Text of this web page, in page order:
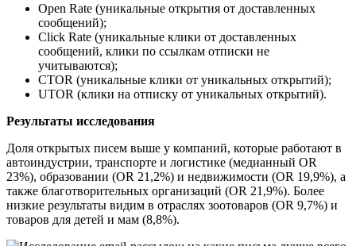
Open Rate (уникальные открытия от доставленных
сообщений);
Click Rate (уникальные клики от доставленных
сообщений, клики по ссылкам отписки не
учитываются);
CTOR (уникальные клики от уникальных открытий);
UTOR (клики на отписку от уникальных открытий).
Результаты исследования
Доля открытых писем выше у компаний, которые работают в
автоиндустрии, транспорте и логистике (медианный OR
23%), образовании (OR 21,2%) и недвижимости (OR 19,9%), а
также благотворительных организаций (OR 21,9%). Более
низкие результаты видим в отраслях зоотоваров (OR 9,7%) и
товаров для детей и мам (8,8%).